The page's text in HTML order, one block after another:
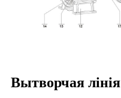
Вытворчая лінія